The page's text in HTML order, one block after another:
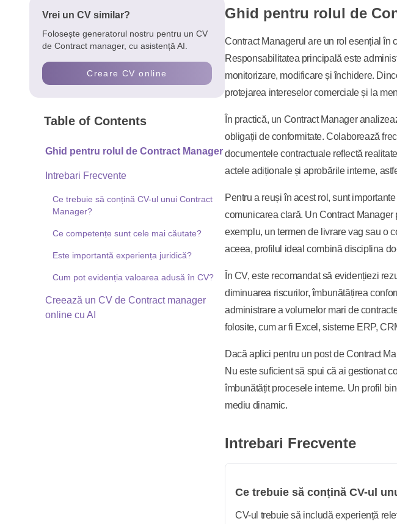
Vrei un CV similar?
Folosește generatorul nostru pentru un CV
de Contract manager, cu asistență AI.
Creare CV online
Table of Contents
Ghid pentru rolul de Contract Manager
Intrebari Frecvente
Ce trebuie să conțină CV-ul unui Contract
Manager?
Ce competențe sunt cele mai căutate?
Este importantă experiența juridică?
Cum pot evidenția valoarea adusă în CV?
Creează un CV de Contract manager
online cu AI
Ghid pentru rolul de
Contract Managerul are un rol esențial în
Responsabilitatea principală este
monitorizare, modificare și închidere.
protejarea intereselor comerciale și la
În practică, un Contract Manager
obligații de conformitate. Colaborează
documentele contractuale reflectă
actele adiționale și aprobările interne,
Pentru a reuși în acest rol, sunt
comunicarea clară. Un Contract
exemplu, un termen de livrare vag sau o
aceea, profilul ideal combină disciplina
În CV, este recomandat să evidențiezi
diminuarea riscurilor, îmbunătățirea
administrare a volumelor mari de
folosite, cum ar fi Excel, sisteme ERP,
Dacă aplici pentru un post de Contract
Nu este suficient să spui că ai gestionat
îmbunătățit procesele interne. Un profil
mediu dinamic.
Intrebari Frecvente
Ce trebuie să conțină CV-ul
CV-ul trebuie să includă experiență